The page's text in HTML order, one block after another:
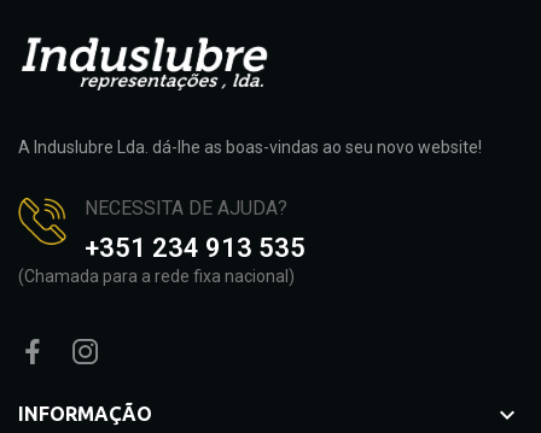
A Induslubre Lda. dá-lhe as boas-vindas ao seu novo website!
NECESSITA DE AJUDA?
+351 234 913 535
(Chamada para a rede fixa nacional)
INFORMAÇÃO 